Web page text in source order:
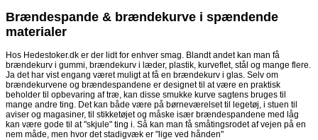
Brændespande & brændekurve i spændende
materialer
Hos Hedestoker.dk er der lidt for enhver smag. Blandt andet kan man få
brændekurv i gummi, brændekurv i læder, plastik, kurveflet, stål og mange flere.
Ja det har vist engang været muligt at få en brændekurv i glas. Selv om
brændekurvene og brændespandene er designet til at være en praktisk
beholder til opbevaring af træ, kan disse smukke kurve sagtens bruges til
mange andre ting. Det kan både være på børneværelset til legetøj, i stuen til
aviser og magasiner, til stikketøjet og måske især brændespandene med låg
kan være gode til at "skjule" ting i. Så kan man få småtingsrodet af vejen på en
nem måde, men hvor det stadigvæk er "lige ved hånden"